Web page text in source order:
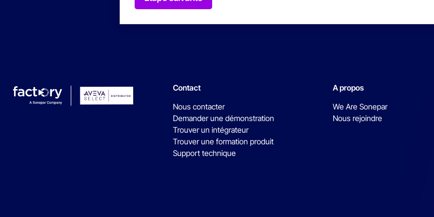
Contact
Nous contacter
Demander une démonstration
Trouver un intégrateur
Trouver une formation produit
Support technique
A propos
We Are Sonepar
Nous rejoindre